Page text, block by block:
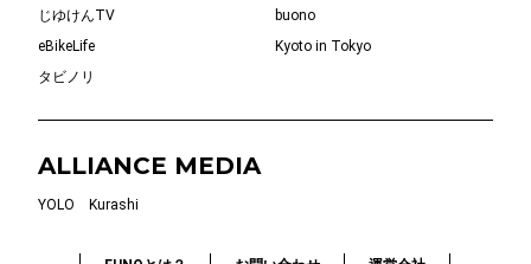
じゆけんTV
buono
eBikeLife
Kyoto in Tokyo
タビノリ
ALLIANCE MEDIA
YOLO Kurashi